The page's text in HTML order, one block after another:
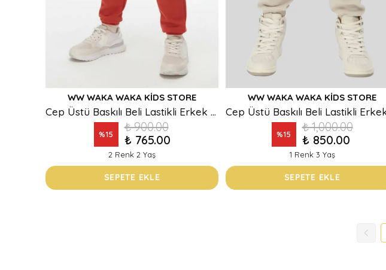
WW WAKA WAKA KIDS STORE
Cep Üstü Baskılı Beli Lastikli Erkek Çocuk Eşofman Alt
%15
₺ 900.00
₺ 765.00
2 Renk 2 Yaş
SEPETE EKLE
WW WAKA WAKA KIDS STORE
%15
₺ 1,000.00
₺ 850.00
1 Renk 3 Yaş
SEPETE EKLE